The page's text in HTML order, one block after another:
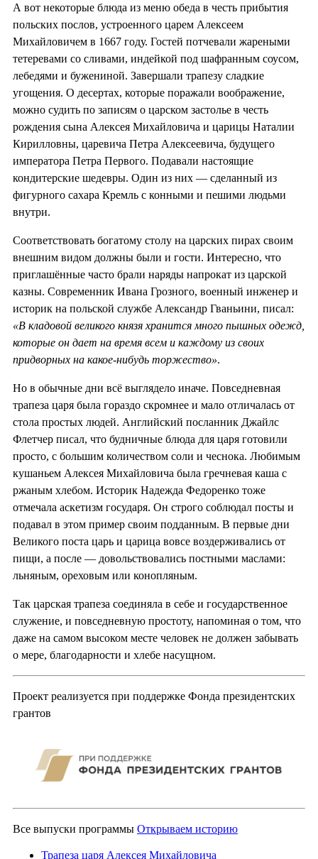
А вот некоторые блюда из меню обеда в честь прибытия
польских послов, устроенного царем Алексеем
Михайловичем в 1667 году. Гостей потчевали жареными
тетеревами со сливами, индейкой под шафранным соусом,
лебедями и бужениной. Завершали трапезу сладкие
угощения. О десертах, которые поражали воображение,
можно судить по записям о царском застолье в честь
рождения сына Алексея Михайловича и царицы Наталии
Кирилловны, царевича Петра Алексеевича, будущего
императора Петра Первого. Подавали настоящие
кондитерские шедевры. Один из них — сделанный из
фигурного сахара Кремль с конными и пешими людьми
внутри.
Соответствовать богатому столу на царских пирах своим
внешним видом должны были и гости. Интересно, что
приглашённые часто брали наряды напрокат из царской
казны. Современник Ивана Грозного, военный инженер и
историк на польской службе Александр Гваньини, писал:
«В кладовой великого князя хранится много пышных одежд,
которые он дает на время всем и каждому из своих
придворных на какое-нибудь торжество».
Но в обычные дни всё выглядело иначе. Повседневная
трапеза царя была гораздо скромнее и мало отличалась от
стола простых людей. Английский посланник Джайлс
Флетчер писал, что будничные блюда для царя готовили
просто, с большим количеством соли и чеснока. Любимым
кушаньем Алексея Михайловича была гречневая каша с
ржаным хлебом. Историк Надежда Федоренко тоже
отмечала аскетизм государя. Он строго соблюдал посты и
подавал в этом пример своим подданным. В первые дни
Великого поста царь и царица вовсе воздерживались от
пищи, а после — довольствовались постными маслами:
льняным, ореховым или конопляным.
Так царская трапеза соединяла в себе и государственное
служение, и повседневную простоту, напоминая о том, что
даже на самом высоком месте человек не должен забывать
о мере, благодарности и хлебе насущном.
Проект реализуется при поддержке Фонда президентских
грантов
Все выпуски программы Открываем историю
Трапеза царя Алексея Михайловича